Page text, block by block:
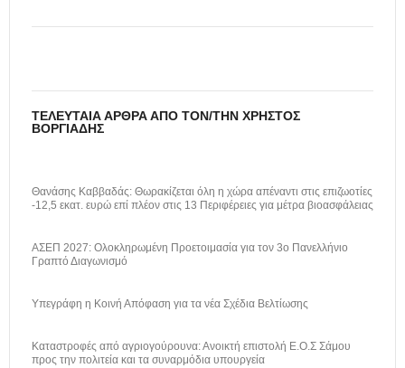
ΤΕΛΕΥΤΑΊΑ ΆΡΘΡΑ ΑΠΌ ΤΟΝ/ΤΗΝ ΧΡΉΣΤΟΣ
ΒΟΡΓΙΆΔΗΣ
Θανάσης Καββαδάς: Θωρακίζεται όλη η χώρα απέναντι στις επιζωοτίες
-12,5 εκατ. ευρώ επί πλέον στις 13 Περιφέρειες για μέτρα βιοασφάλειας
ΑΣΕΠ 2027: Ολοκληρωμένη Προετοιμασία για τον 3ο Πανελλήνιο
Γραπτό Διαγωνισμό
Υπεγράφη η Κοινή Απόφαση για τα νέα Σχέδια Βελτίωσης
Καταστροφές από αγριογούρουνα: Ανοικτή επιστολή Ε.Ο.Σ Σάμου
προς την πολιτεία και τα συναρμόδια υπουργεία